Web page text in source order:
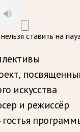
нельзя ставить на
искусства
и режиссёр